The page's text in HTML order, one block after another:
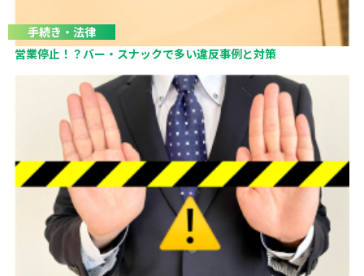
手続き・法律
営業停止！？バー・スナックで多い違反事例と対策